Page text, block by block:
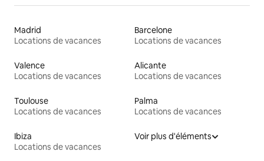
Madrid
Locations de vacances
Barcelone
Locations de vacances
Valence
Locations de vacances
Alicante
Locations de vacances
Toulouse
Locations de vacances
Palma
Locations de vacances
Ibiza
Locations de vacances
Voir plus d'éléments